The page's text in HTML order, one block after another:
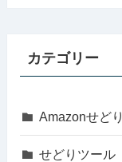
カテゴリー
Amazonせどり
せどりツール